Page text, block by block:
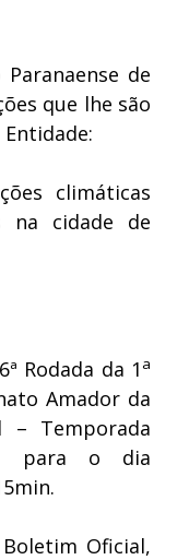
de
que lhe são
climáticas
na cidade de
Rodada da 1 a
Amador da
– Temporada
para o dia
Oficial,